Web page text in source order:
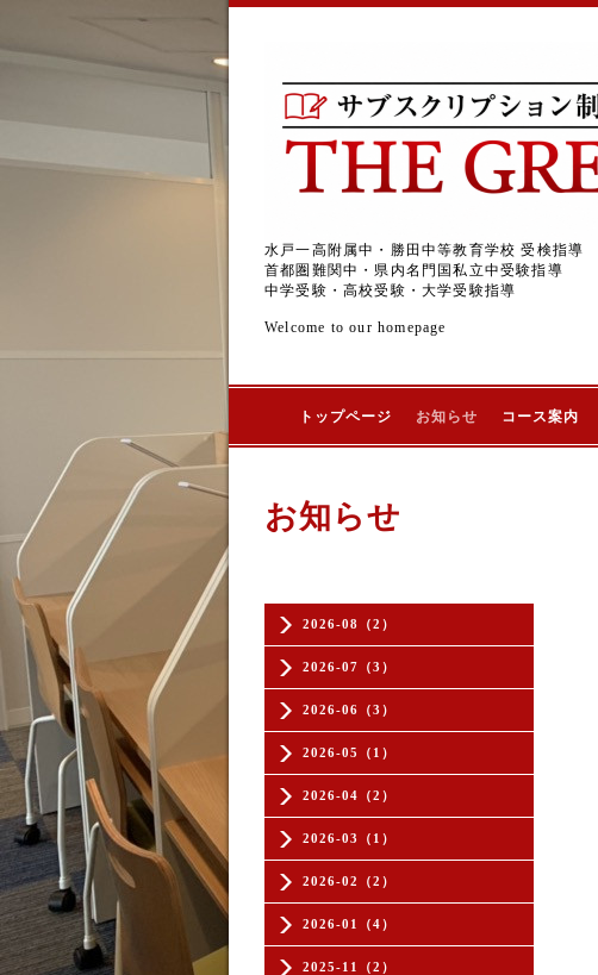
水戸一高附属中・勝田中等教育学校 受検指導
首都圏難関中・県内名門国私立中受験指導
中学受験・高校受験・大学受験指導
Welcome to our homepage
トップページ お知らせ コース案内
2026-08（2）
2026-07（3）
2026-06（3）
2026-05（1）
2026-04（2）
2026-03（1）
2026-02（2）
2026-01（4）
2025-11（2）
お知らせ